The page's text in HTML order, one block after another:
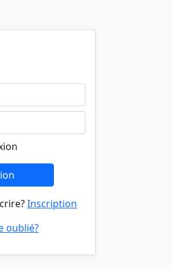
Inscription
oublié?